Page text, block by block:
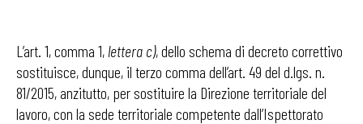
L’art. 1, comma 1, lettera c), dello schema di decreto correttivo
sostituisce, dunque, il terzo comma dell’art. 49 del d.lgs. n.
81/2015, anzitutto, per sostituire la Direzione territoriale del
lavoro, con la sede territoriale competente dall’Ispettorato